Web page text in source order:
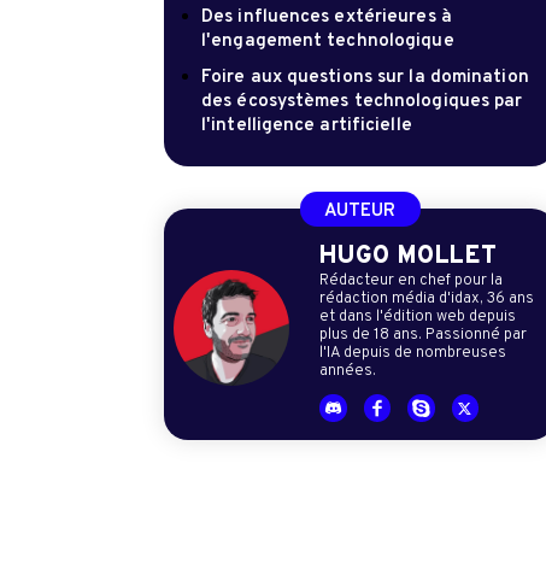
Des influences extérieures à
l'engagement technologique
Foire aux questions sur la domination
des écosystèmes technologiques par
l'intelligence artificielle
AUTEUR
HUGO MOLLET
Rédacteur en chef pour la
rédaction média d'idax, 36 ans
et dans l'édition web depuis
plus de 18 ans. Passionné par
l'IA depuis de nombreuses
années.